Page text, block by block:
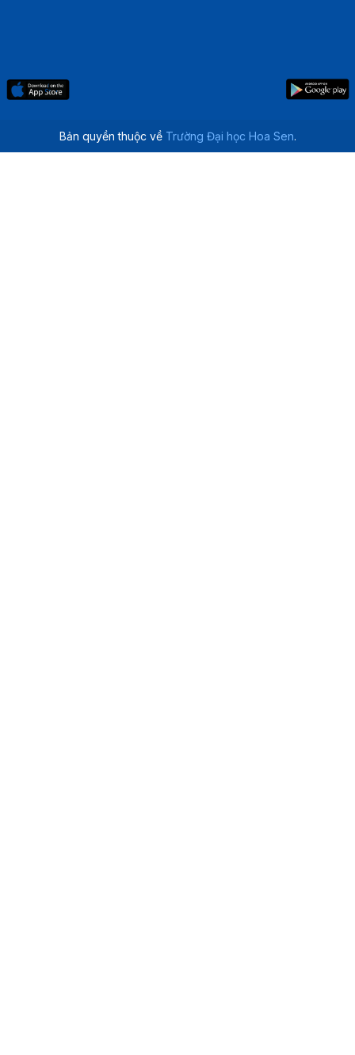
Bản quyền thuộc về Trường Đại học Hoa Sen.